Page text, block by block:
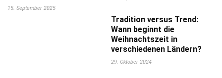
15. September 2025
Tradition versus Trend:
Wann beginnt die
Weihnachtszeit in
verschiedenen Ländern?
29. Oktober 2024